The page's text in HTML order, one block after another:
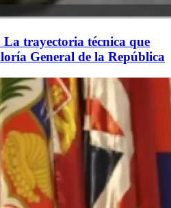
trayectoria técnica que
General de la República